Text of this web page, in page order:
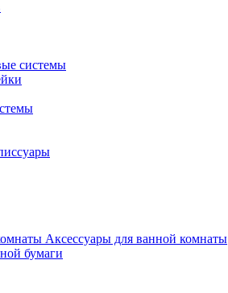
системы
Аксессуары для ванной комнаты
бумаги